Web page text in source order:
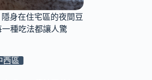
身在住宅區的夜間豆
種吃法都讓人驚
西區